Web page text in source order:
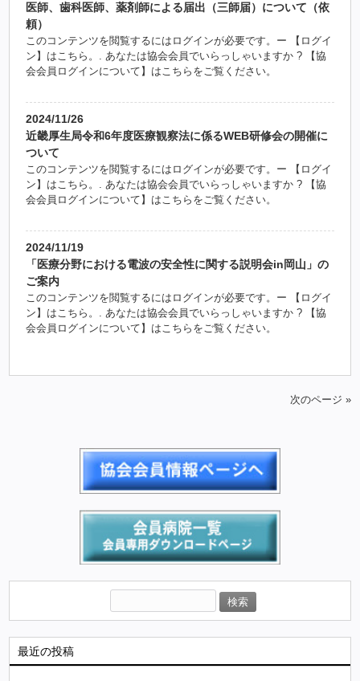
医師、歯科医師、薬剤師による届出（三師届）について（依
頼）
このコンテンツを閲覧するにはログインが必要です。ー 【ログイ
ン】はこちら。. あなたは協会会員でいらっしゃいますか ? 【協
会会員ログインについて】はこちらをご覧ください。
2024/11/26
近畿厚生局令和6年度医療観察法に係るWEB研修会の開催に
ついて
このコンテンツを閲覧するにはログインが必要です。ー 【ログイ
ン】はこちら。. あなたは協会会員でいらっしゃいますか ? 【協
会会員ログインについて】はこちらをご覧ください。
2024/11/19
「医療分野における電波の安全性に関する説明会in岡山」の
ご案内
このコンテンツを閲覧するにはログインが必要です。ー 【ログイ
ン】はこちら。. あなたは協会会員でいらっしゃいますか ? 【協
会会員ログインについて】はこちらをご覧ください。
次のページ »
最近の投稿